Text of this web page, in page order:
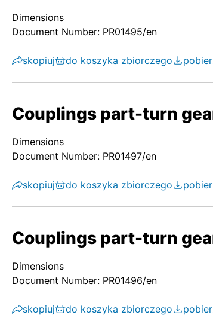
Dimensions
Document Number: PR01495/en
skopiuj do koszyka zbiorczego
Couplings part-turn
Dimensions
Document Number: PR01497/en
skopiuj do koszyka zbiorczego
Couplings part-turn
Dimensions
Document Number: PR01496/en
skopiuj do koszyka zbiorczego